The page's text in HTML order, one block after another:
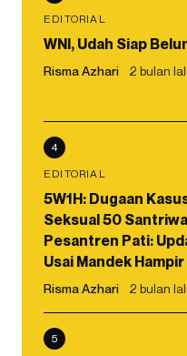
EDITORIAL
WNI, Udah Siap
Risma Azhari 2 bulan
4
EDITORIAL
5W1H: Dugaan
Seksual 50
Pesantren Pati:
Usai Mandek
Risma Azhari 2 bulan
5